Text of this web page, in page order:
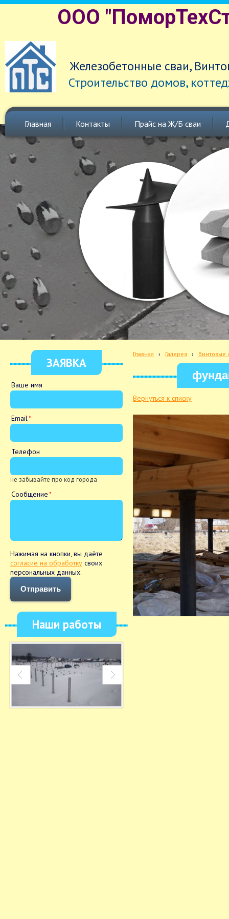
ООО
Железобетонные сваи,
Строительство домов,
Главная Контакты Прайс на Ж/Б сваи
ЗАЯВКА
Ваше имя
Email
Телефон
не забывайте про код города
Сообщение
Нажимая на кнопки, вы даёте
согласие на обработку своих
персональных данных.
Отправить
Наши работы
Главная › Галерея › Винтовые
Вернуться к списку